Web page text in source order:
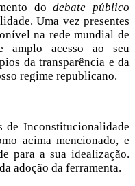
dodebate público
Uma vez presentes
na rede mundial de
amplo acesso ao seu
da transparência e da
regime republicano.
de Inconstitucionalidade
acima mencionado, e
para a sua idealização.
adoção da ferramenta.